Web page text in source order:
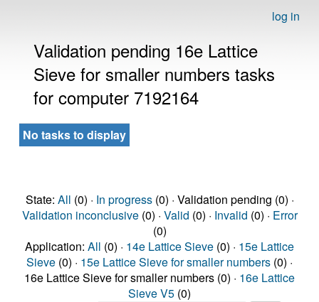
log in
Validation pending 16e Lattice
Sieve for smaller numbers tasks
for computer 7192164
No tasks to display
State: All (0) · In progress(0) · Validation pending (0) ·
Validation inconclusive(0) · Valid (0) · Invalid (0) · Error
(0)
Application: All (0) · 14e Lattice Sieve (0) · 15e Lattice
Sieve (0) · 15e Lattice Sieve for smaller numbers (0) ·
16e Lattice Sieve for smaller numbers (0) · 16e Lattice
Sieve V5 (0)